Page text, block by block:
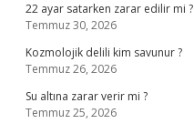
22 ayar satarken zarar edilir mi ?
Temmuz 30, 2026
Kozmolojik delili kim savunur ?
Temmuz 26, 2026
Su altına zarar verir mi ?
Temmuz 25, 2026